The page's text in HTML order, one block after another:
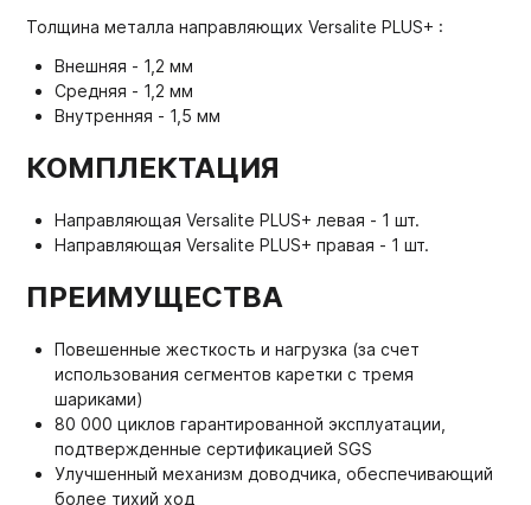
Толщина металла направляющих Versalite PLUS+ :
Внешняя - 1,2 мм
Средняя - 1,2 мм
Внутренняя - 1,5 мм
КОМПЛЕКТАЦИЯ
Направляющая Versalite PLUS+ левая - 1 шт.
Направляющая Versalite PLUS+ правая - 1 шт.
ПРЕИМУЩЕСТВА
Повешенные жесткость и нагрузка (за счет
использования сегментов каретки с тремя
шариками)
80 000 циклов гарантированной эксплуатации,
подтвержденные сертификацией SGS
Улучшенный механизм доводчика, обеспечивающий
более тихий ход